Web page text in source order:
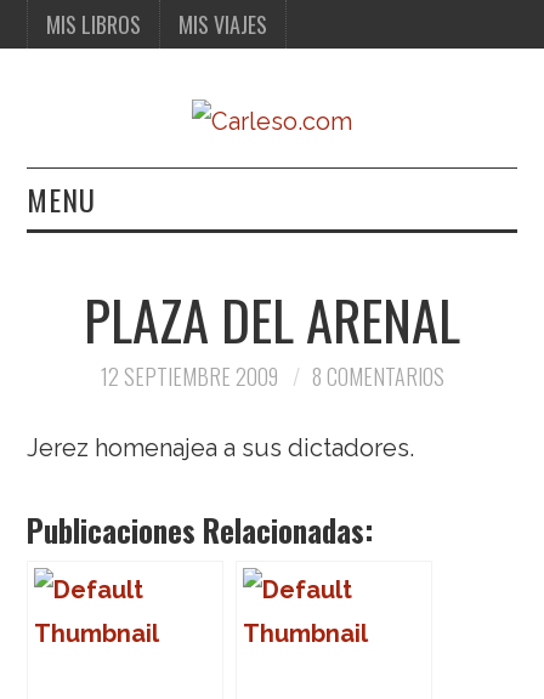
MIS LIBROS MIS VIAJES
MENU
MIS VIAJES
PLAZA DEL ARENAL
12 SEPTIEMBRE 2009 8 COMENTARIOS
Jerez homenajea a sus dictadores.
Publicaciones Relacionadas: